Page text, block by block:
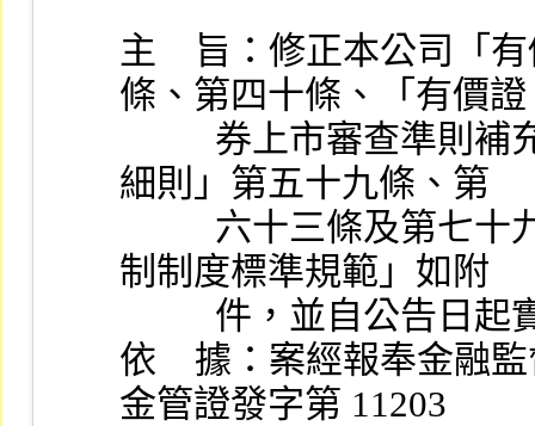
主    旨：修正本公司「
條、第四十條、「有價證
細則」第五十九條、第
制制度標準規範」如附
件，並自公告日
依    據：案經報奉金融
金管證發字第 11203